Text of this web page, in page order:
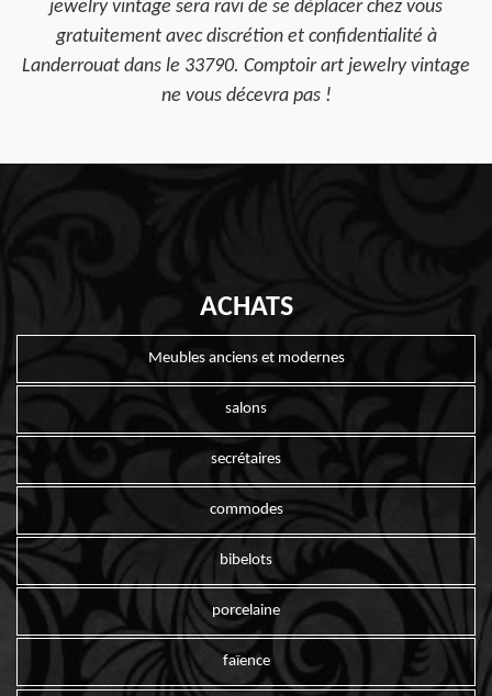
jewelry vintage sera ravi de se déplacer chez vous
gratuitement avec discrétion et confidentialité à
Landerrouat dans le 33790. Comptoir art jewelry vintage
ne vous décevra pas !
ACHATS
Meubles anciens et modernes
salons
secrétaires
commodes
bibelots
porcelaine
faïence